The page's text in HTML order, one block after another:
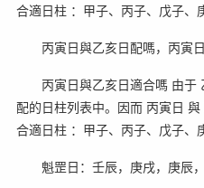
合適日柱 ：甲子、丙子、戊子、
丙寅日與乙亥日配嗎，丙寅
丙寅日與乙亥日適合嗎 由于
配的日柱列表中。因而 丙寅日 與
合適日柱 ：甲子、丙子、戊子、
魁罡日：壬辰，庚戌，庚辰